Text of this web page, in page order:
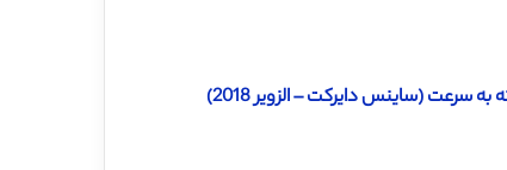
سرعت (ساینس دایرکت – الزویر 2018)